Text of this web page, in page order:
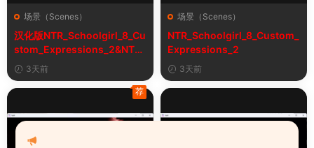
场景（Scenes）
汉化版NTR_Schoolgirl_8_Cu
stom_Expressions_2&NTR
女学生8自定义表情
3天前
场景（Scenes）
NTR_Schoolgirl_8_Custom_
Expressions_2
3天前
荐